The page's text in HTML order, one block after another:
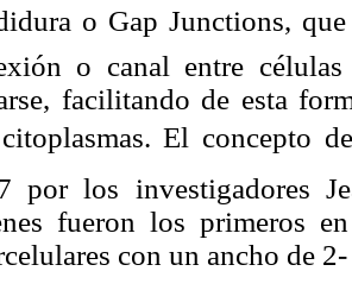
o Gap Junctions,
o canal entre
facilitando de esta
El concepto
por los investigadores
fueron los primeros
con un ancho de